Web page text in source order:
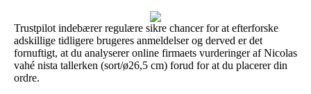
Trustpilot indebærer regulære sikre chancer for at efterforske
adskillige tidligere brugeres anmeldelser og derved er det
fornuftigt, at du analyserer online firmaets vurderinger af Nicolas
vahé nista tallerken (sort/ø26,5 cm) forud for at du placerer din
ordre.